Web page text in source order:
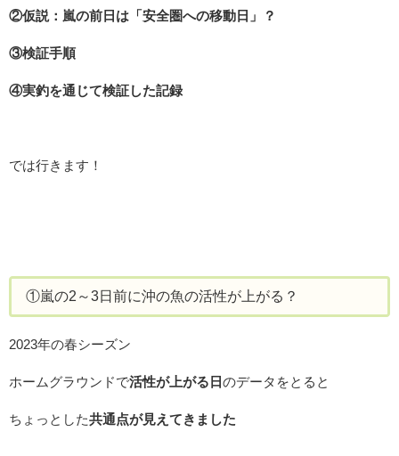
②仮説：嵐の前日は「安全圏への移動日」？
③検証手順
④実釣を通じて検証した記録
では行きます！
①嵐の2～3日前に沖の魚の活性が上がる？
2023年の春シーズン
ホームグラウンドで活性が上がる日のデータをとると
ちょっとした共通点が見えてきました